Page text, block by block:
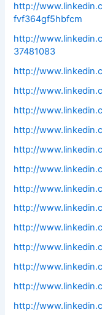
http://
fvf364gf5hbfcm
http://
37481083
http://
http://
http://
http://
http://
http://
http://
http://
http://
http://
http://
http://
http://